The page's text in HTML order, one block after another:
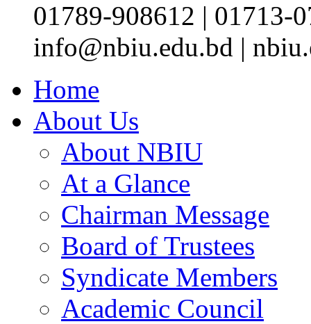
01789-908612 | 01713-
info@nbiu.edu.bd |
Home
About Us
About NBIU
At a Glance
Chairman Message
Board of Trustees
Syndicate Members
Academic Council